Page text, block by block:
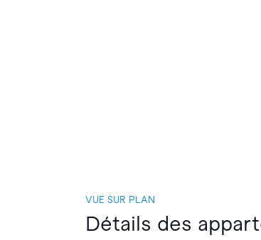
VUE SUR PLAN
Détails des